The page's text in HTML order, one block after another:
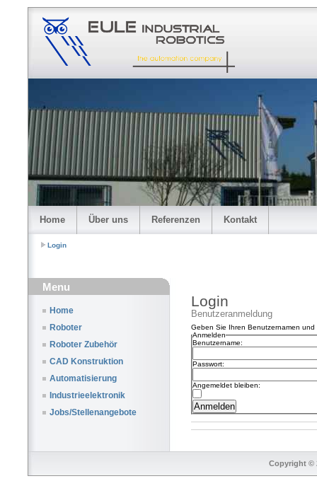
Home Über uns Referenzen Kontakt
Login
Menu
Home
Roboter
Roboter Zubehör
CAD Konstruktion
Automatisierung
Industrieelektronik
Jobs/Stellenangebote
Login
Benutzeranmeldung
Geben Sie Ihren Benutzernamen
Anmelden
Benutzername:
Passwort:
Angemeldet bleiben:
Copyright ©